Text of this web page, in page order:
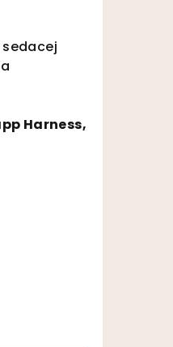
Harness,